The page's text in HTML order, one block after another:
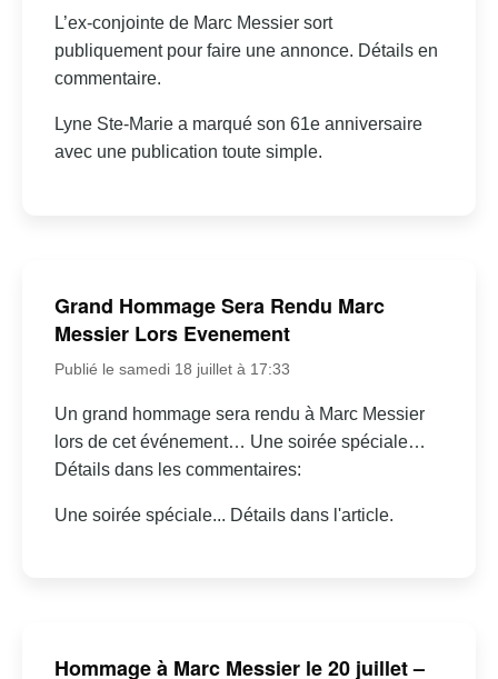
L’ex-conjointe de Marc Messier sort
publiquement pour faire une annonce. Détails en
commentaire.
Lyne Ste-Marie a marqué son 61e anniversaire
avec une publication toute simple.
Grand Hommage Sera Rendu Marc
Messier Lors Evenement
Publié le samedi 18 juillet à 17:33
Un grand hommage sera rendu à Marc Messier
lors de cet événement… Une soirée spéciale…
Détails dans les commentaires:
Une soirée spéciale... Détails dans l'article.
Hommage à Marc Messier le 20 juillet –